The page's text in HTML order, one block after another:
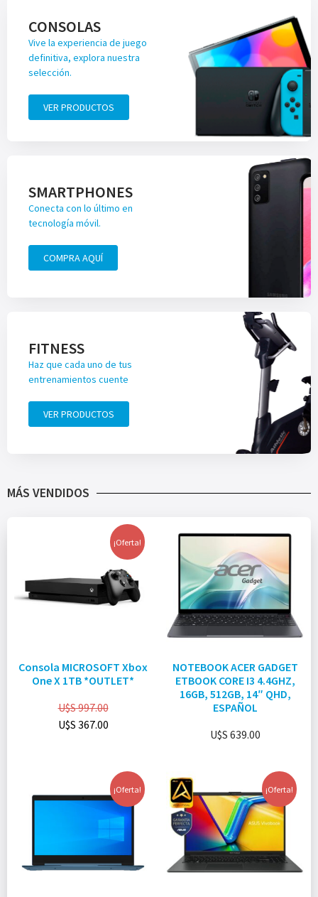
CONSOLAS
Vive la experiencia de juego
definitiva, explora nuestra
selección.
VER PRODUCTOS
SMARTPHONES
Conecta con lo último en
tecnología móvil.
COMPRA AQUÍ
FITNESS
Haz que cada uno de tus
entrenamientos cuente
VER PRODUCTOS
MÁS VENDIDOS
¡Oferta!
Consola MICROSOFT Xbox
One X 1TB *OUTLET*
U$S997.00
U$S 367.00
NOTEBOOK ACER GADGET
ETBOOK CORE I3 4.4GHZ,
16GB, 512GB, 14″ QHD,
ESPAÑOL
U$S 639.00
¡Oferta! ¡Oferta!